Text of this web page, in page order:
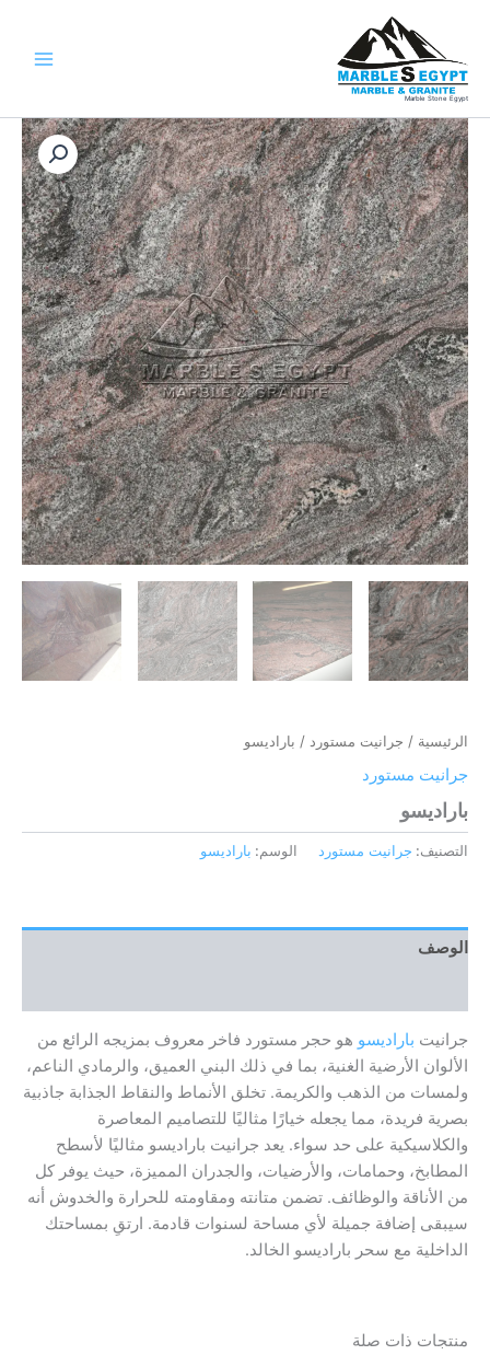
المحتوى
Marble Stone Egypt
الرئيسية / جرانيت مستورد / باراديسو
جرانيت مستورد
باراديسو
التصنيف: جرانيت مستورد الوسم: باراديسو
الوصف
جرانيت باراديسو هو حجر مستورد فاخر معروف بمزيجه الرائع من
الألوان الأرضية الغنية، بما في ذلك البني العميق، والرمادي الناعم،
ولمسات من الذهب والكريمة. تخلق الأنماط والنقاط الجذابة جاذبية
بصرية فريدة، مما يجعله خيارًا مثاليًا للتصاميم المعاصرة
والكلاسيكية على حد سواء. يعد جرانيت باراديسو مثاليًا لأسطح
المطابخ، وحمامات، والأرضيات، والجدران المميزة، حيث يوفر كل
من الأناقة والوظائف. تضمن متانته ومقاومته للحرارة والخدوش أنه
سيبقى إضافة جميلة لأي مساحة لسنوات قادمة. ارتقِ بمساحتك
الداخلية مع سحر باراديسو الخالد.
منتجات ذات صلة